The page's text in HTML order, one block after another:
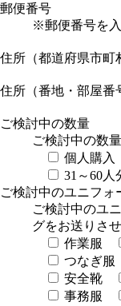
郵便番号
※郵便番号を
住所（都道府県市町
住所（番地・部屋番
ご検討中の数量
ご検討中の数
個人購入
31～60人
ご検討中のユニフォ
ご検討中のユ
グをお送りさ
作業服
つなぎ服
安全靴
事務服